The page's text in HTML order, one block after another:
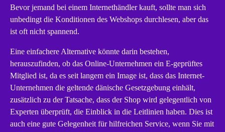
Bevor jemand bei einem Internethändler kauft, sollte man sich
unbedingt die Konditionen des Webshops durchlesen, aber das
ist oft nicht spannend.
Eine einfachere Alternative könnte darin bestehen,
herauszufinden, ob das Online-Unternehmen ein E-geprüftes
Mitglied ist, da es seit langem ein Image ist, dass das Internet-
Unternehmen die geltende dänische Gesetzgebung einhält,
zusätzlich zu der Tatsache, dass der Shop wird gelegentlich von
Experten überprüft, die Einblick in die Leitlinien haben. Dies ist
auch eine gute Gelegenheit für hilfreichen Service, wenn Sie mit